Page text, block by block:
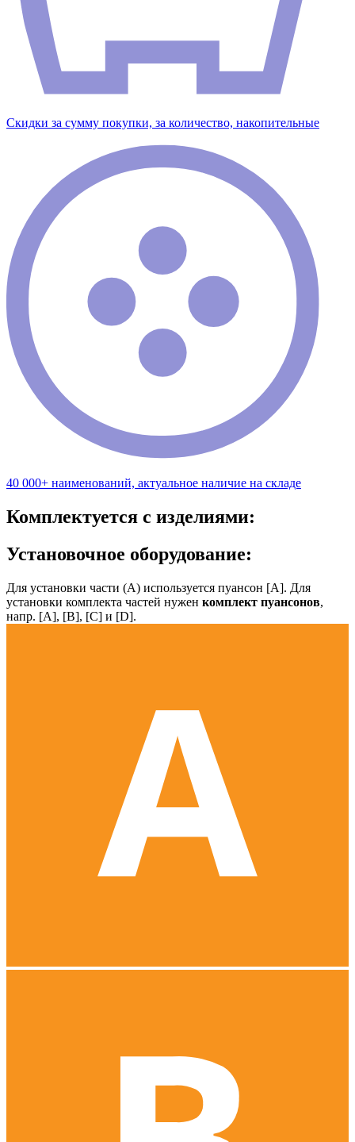
Скидки за сумму покупки, за количество, накопительные
40 000+ наименований, актуальное наличие на складе
Комплектуется с изделиями:
Установочное оборудование:
Для установки части (А) используется пуансон [А]. Для
установки комплекта частей нужен комплект пуансонов,
напр. [А], [B], [С] и [D].